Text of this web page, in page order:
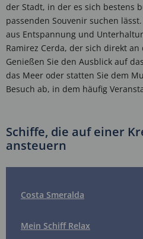
der Stadt, in der es sich bestens
passenden Souvenir suchen
aus Entspannung und
Ramirez Cerda, der sich direkt
Genießen Sie den Ausblick auf
das Meer oder statten Sie dem
Besuch ab, in dem häufig
Schiffe, die auf einer
ansteuern
Costa Smeralda
Mein Schiff Relax